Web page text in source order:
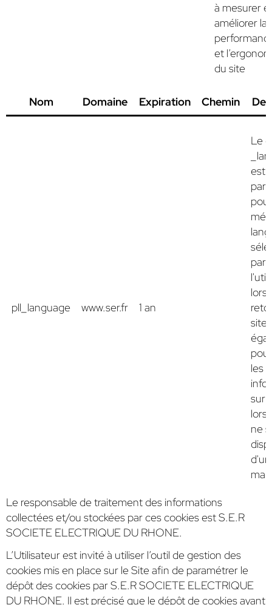
à mesurer
améliorer la
et
du site
Nom Domaine Expiration Chemin
pll_language www.ser.fr 1 an
Le
est
par
pour
par
lors
site
les
sur
ne
Le responsable de traitement des informations
collectées et/ou stockées par ces cookies est S.E.R
SOCIETE ELECTRIQUE DU RHONE.
L’Utilisateur est invité à utiliser l’outil de gestion des
cookies mis en place sur le Site afin de paramétrer le
dépôt des cookies par S.E.R SOCIETE ELECTRIQUE
DU RHONE. Il est précisé que le dépôt de cookies ayant